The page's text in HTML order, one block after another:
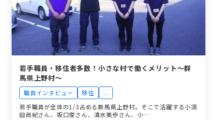
若手職員・移住者多数！小さな村で働くメリット〜群
馬県上野村〜
職員インタビュー 移住
...
若手職員が全体の1/3占める群馬県上野村。そこで活躍する小須
田尚紀さん、坂口俊さん、清水美歩さん、小…